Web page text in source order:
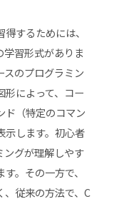
するためには、
習形式がありま
スのプログラミン
形によって、コー
ド（特定のコマン
示します。初心者
ングが理解しやす
。その一方で、
従来の方法で、C